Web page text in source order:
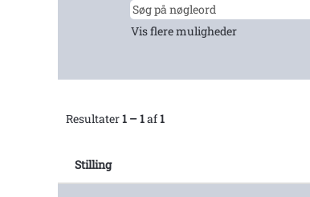
Vis flere muligheder
Resultater1 – 1af1
Stilling